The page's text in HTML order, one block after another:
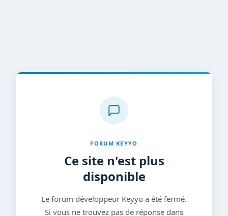
FORUM KEYYO
Ce site n'est plus
disponible
Le forum développeur Keyyo a été fermé.
Si vous ne trouvez pas de réponse dans